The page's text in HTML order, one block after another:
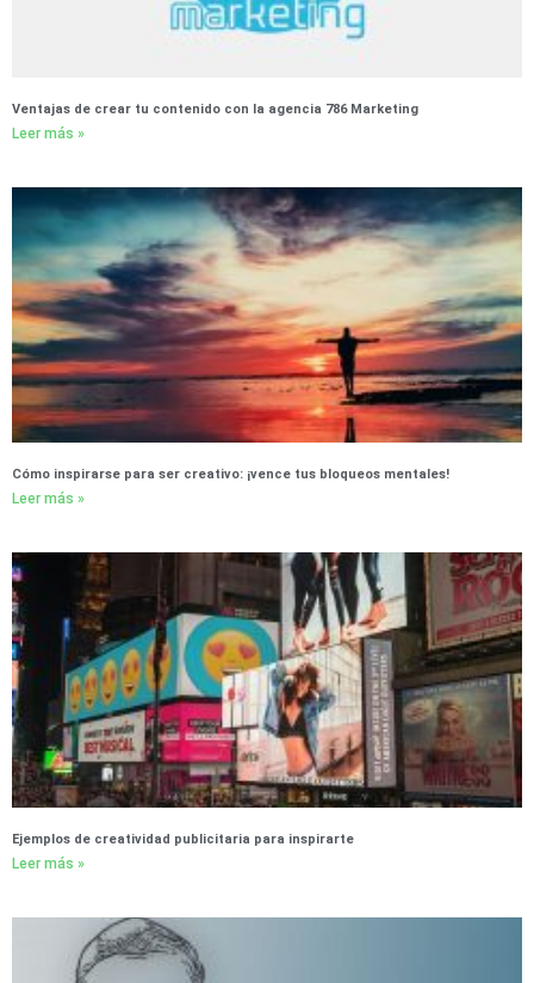
Ventajas de crear tu contenido con la agencia 786 Marketing
Leer más »
Cómo inspirarse para ser creativo: ¡vence tus bloqueos mentales!
Leer más »
Ejemplos de creatividad publicitaria para inspirarte
Leer más »